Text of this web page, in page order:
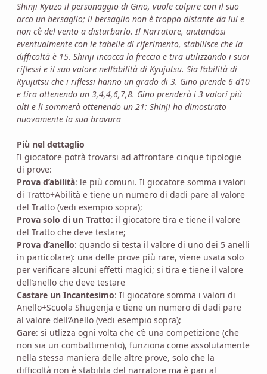
Shinji Kyuzo il personaggio di Gino, vuole colpire con il suo
arco un bersaglio; il bersaglio non è troppo distante da lui e
non c’è del vento a disturbarlo. Il Narratore, aiutandosi
eventualmente con le tabelle di riferimento, stabilisce che la
difficoltà è 15. Shinji incocca la freccia e tira utilizzando i suoi
riflessi e il suo valore nell’abilità di Kyujutsu. Sia l’abilità di
Kyujutsu che i riflessi hanno un grado di 3. Gino prende 6 d10
e tira ottenendo un 3,4,4,6,7,8. Gino prenderà i 3 valori più
alti e li sommerà ottenendo un 21: Shinji ha dimostrato
nuovamente la sua bravura
Più nel dettaglio
Il giocatore potrà trovarsi ad affrontare cinque tipologie
di prove:
Prova d’abilità: le più comuni. Il giocatore somma i valori
di Tratto+Abilità e tiene un numero di dadi pare al valore
del Tratto (vedi esempio sopra);
Prova solo di un Tratto: il giocatore tira e tiene il valore
del Tratto che deve testare;
Prova d’anello: quando si testa il valore di uno dei 5 anelli
in particolare): una delle prove più rare, viene usata solo
per verificare alcuni effetti magici; si tira e tiene il valore
dell’anello che deve testare
Castare un Incantesimo: Il giocatore somma i valori di
Anello+Scuola Shugenja e tiene un numero di dadi pare
al valore dell’Anello (vedi esempio sopra);
Gare: si utlizza ogni volta che c’è una competizione (che
non sia un combattimento), funziona come assolutamente
nella stessa maniera delle altre prove, solo che la
difficoltà non è stabilita del narratore ma è pari al